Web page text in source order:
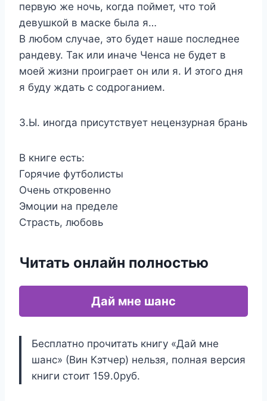
первую же ночь, когда поймет, что той
девушкой в маске была я…
В любом случае, это будет наше последнее
рандеву. Так или иначе Ченса не будет в
моей жизни проиграет он или я. И этого дня
я буду ждать с содроганием.
З.Ы. иногда присутствует нецензурная брань
В книге есть:
Горячие футболисты
Очень откровенно
Эмоции на пределе
​​​​​​​Страсть, любовь
Читать онлайн полностью
Дай мне шанс
Бесплатно прочитать книгу «Дай мне
шанс» (Вин Кэтчер) нельзя, полная версия
книги стоит 159.0руб.